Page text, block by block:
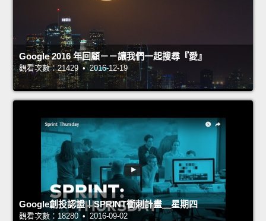
Google 2016 年回顧－－讓我們一起搜尋『愛』
觀看次數：21429 • 2016-12-19
Google創投認證！SPRINT衝刺計畫＿星期四
觀看次數：18280 • 2016-09-02